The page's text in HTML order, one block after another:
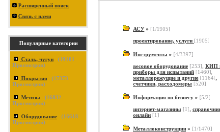
Расширенный поиск
Связь с нами
Популярные категории
Сталь, чугун (19101
Просмотров)
Покрытия (17373
Просмотров)
Метизы (16832
Просмотров)
Оборудование (16618
Просмотров)
АСУ » [1/1905]
проектирование, услуги [1905]
Инструменты » [4/3397]
весовое оборудование [253] КИП
приборы для испытаний [1460]
металлорежущие и другие [1164]
счетчики, расходомеры [520]
Информация по бизнесу » [5/2]
интернет-магазины [1]
онлайн [1]
Металлоконструкции » [1/1470]